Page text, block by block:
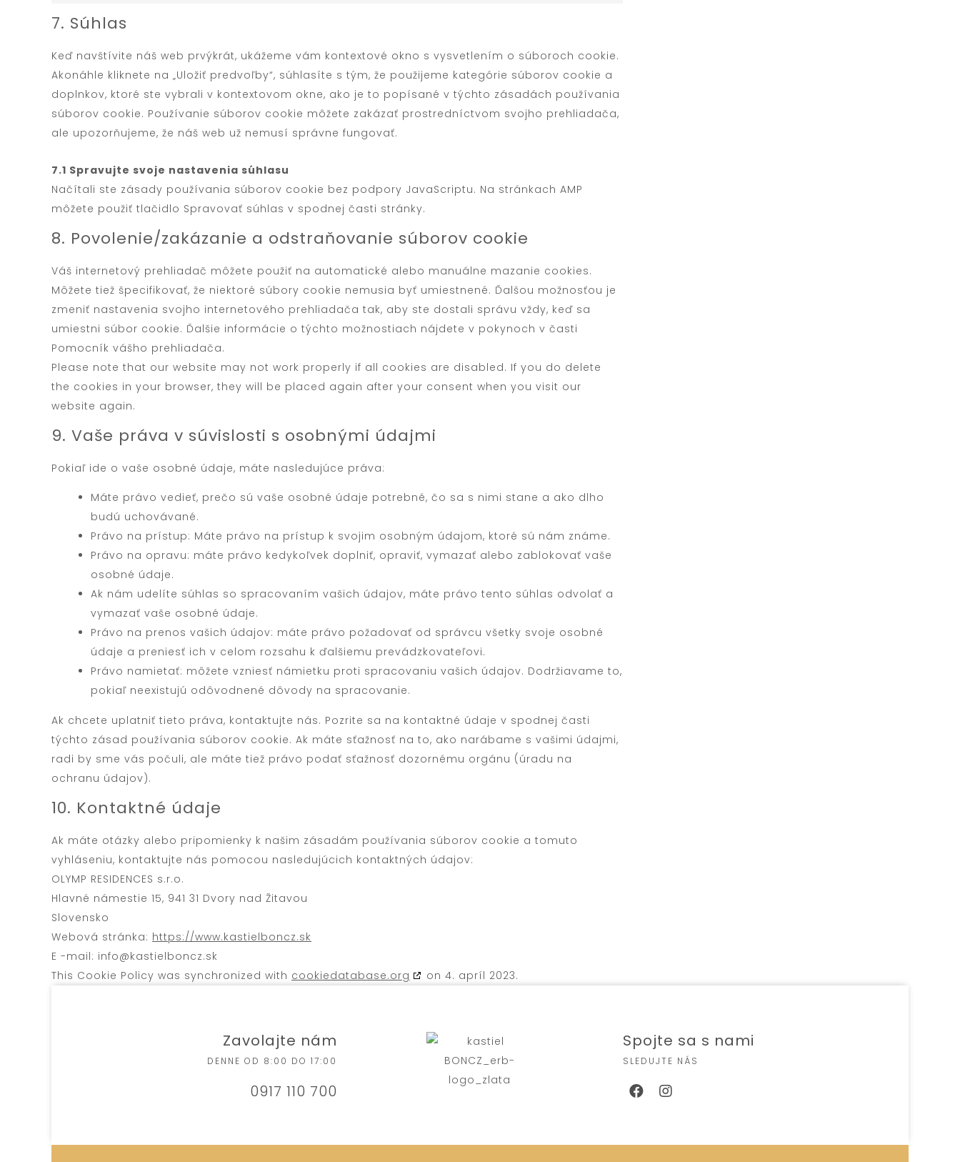
7. Súhlas
Keď navštívite náš web prvýkrát, ukážeme vám kontextové okno s vysvetlením o súboroch cookie.
Akonáhle kliknete na „Uložiť predvoľby“, súhlasíte s tým, že použijeme kategórie súborov cookie a
doplnkov, ktoré ste vybrali v kontextovom okne, ako je to popísané v týchto zásadách používania
súborov cookie. Používanie súborov cookie môžete zakázať prostredníctvom svojho prehliadača,
ale upozorňujeme, že náš web už nemusí správne fungovať.
7.1 Spravujte svoje nastavenia súhlasu
Načítali ste zásady používania súborov cookie bez podpory JavaScriptu. Na stránkach AMP
môžete použiť tlačidlo Spravovať súhlas v spodnej časti stránky.
8. Povolenie/zakázanie a odstraňovanie súborov cookie
Váš internetový prehliadač môžete použiť na automatické alebo manuálne mazanie cookies.
Môžete tiež špecifikovať, že niektoré súbory cookie nemusia byť umiestnené. Ďalšou možnosťou je
zmeniť nastavenia svojho internetového prehliadača tak, aby ste dostali správu vždy, keď sa
umiestni súbor cookie. Ďalšie informácie o týchto možnostiach nájdete v pokynoch v časti
Pomocník vášho prehliadača.
Please note that our website may not work properly if all cookies are disabled. If you do delete
the cookies in your browser, they will be placed again after your consent when you visit our
website again.
9. Vaše práva v súvislosti s osobnými údajmi
Pokiaľ ide o vaše osobné údaje, máte nasledujúce práva:
Máte právo vedieť, prečo sú vaše osobné údaje potrebné, čo sa s nimi stane a ako dlho
budú uchovávané.
Právo na prístup: Máte právo na prístup k svojim osobným údajom, ktoré sú nám známe.
Právo na opravu: máte právo kedykoľvek doplniť, opraviť, vymazať alebo zablokovať vaše
osobné údaje.
Ak nám udelíte súhlas so spracovaním vašich údajov, máte právo tento súhlas odvolať a
vymazať vaše osobné údaje.
Právo na prenos vašich údajov: máte právo požadovať od správcu všetky svoje osobné
údaje a preniesť ich v celom rozsahu k ďalšiemu prevádzkovateľovi.
Právo namietať: môžete vzniesť námietku proti spracovaniu vašich údajov. Dodržiavame to,
pokiaľ neexistujú odôvodnené dôvody na spracovanie.
Ak chcete uplatniť tieto práva, kontaktujte nás. Pozrite sa na kontaktné údaje v spodnej časti
týchto zásad používania súborov cookie. Ak máte sťažnosť na to, ako narábame s vašimi údajmi,
radi by sme vás počuli, ale máte tiež právo podať sťažnosť dozornému orgánu (úradu na
ochranu údajov).
10. Kontaktné údaje
Ak máte otázky alebo pripomienky k našim zásadám používania súborov cookie a tomuto
vyhláseniu, kontaktujte nás pomocou nasledujúcich kontaktných údajov:
OLYMP RESIDENCES s.r.o.
Hlavné námestie 15, 941 31 Dvory nad Žitavou
Slovensko
Webová stránka: https://www.kastielboncz.sk
E -mail: ks.zcnobleitsak@ofni
This Cookie Policy was synchronized with cookiedatabase.org on 4. apríl 2023.
Zavolajte nám
DENNE OD 8:00 DO 17:00
0917 110 700
Spojte sa s nami
SLEDUJTE NÁS